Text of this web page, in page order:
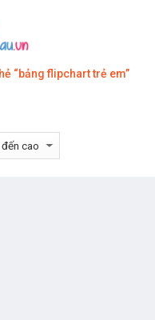
“bảng flipchart trẻ em”